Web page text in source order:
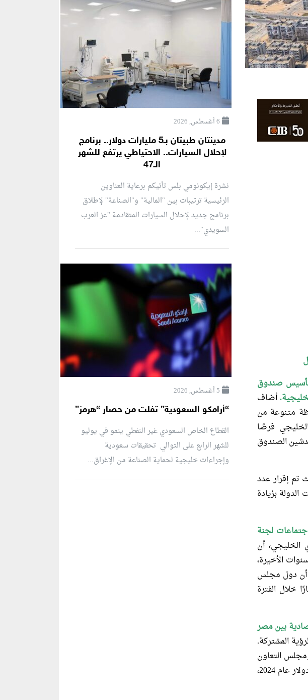
صندوق
أضاف
متنوعة من
فرصًا
الصندوق
تم إقرار عدد
بزيادة
لجنة
الخليجي، أن
الأخيرة،
الماضي. وأوضح أن دول مجلس
خلال الفترة
بين مصر
المشتركة.
التعاون
الخليجي أمس، أن حجم التجارة البينية بين مصر ودول الخليج بلغ ما يقرب من 14 مليار دولار عام 2024،
6 أغسطس, 2026
مدينتان طبيتان بـ5 مليارات دولار.. برنامج
لإحلال السيارات.. الاحتياطي يرتفع للشهر
الـ47
نشرة إيكونومي بلس تأتيكم برعاية العناوين
الرئيسية ترتيبات بين "المالية" و"الصناعة" لإطلاق
برنامج جديد لإحلال السيارات المتقادمة "عز العرب
السويدي"...
5 أغسطس, 2026
“أرامكو السعودية” تفلت من حصار “هرمز”
القطاع الخاص السعودي غير النفطي ينمو في يوليو
للشهر الرابع على التوالي تحقيقات سعودية
وإجراءات خليجية لحماية الصناعة من الإغراق...